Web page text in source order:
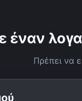
έναν
Πρέπει να